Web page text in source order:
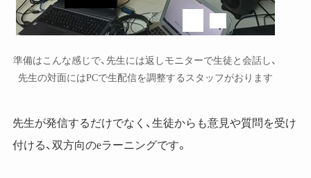
準備はこんな感じで、先生には返しモニターで生徒と会話し、
先生の対面にはPCで生配信を調整するスタッフがおります
先生が発信するだけでなく、生徒からも意見や質問を受け
付ける、双方向のeラーニングです。